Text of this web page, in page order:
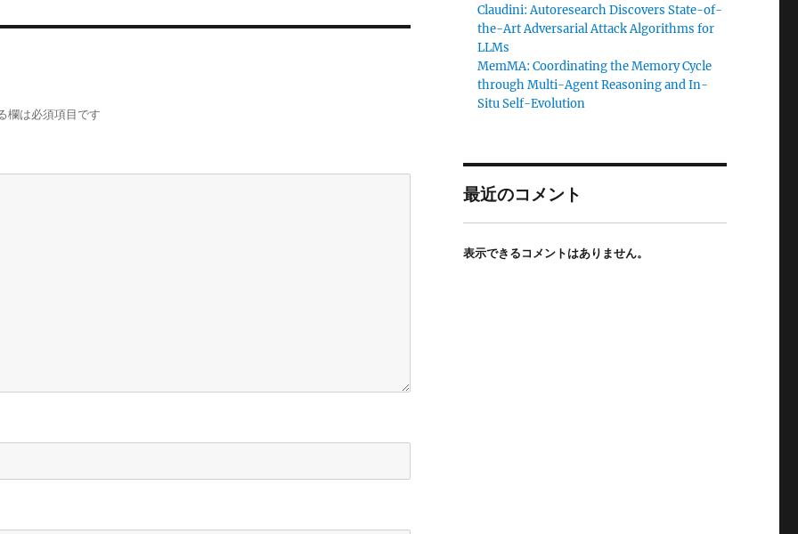
欄は必須項目です
Claudini: Autoresearch Discovers State-of-
the-Art Adversarial Attack Algorithms for
LLMs
MemMA: Coordinating the Memory Cycle
through Multi-Agent Reasoning and In-
Situ Self-Evolution
最近のコメント
表示できるコメントはありません。